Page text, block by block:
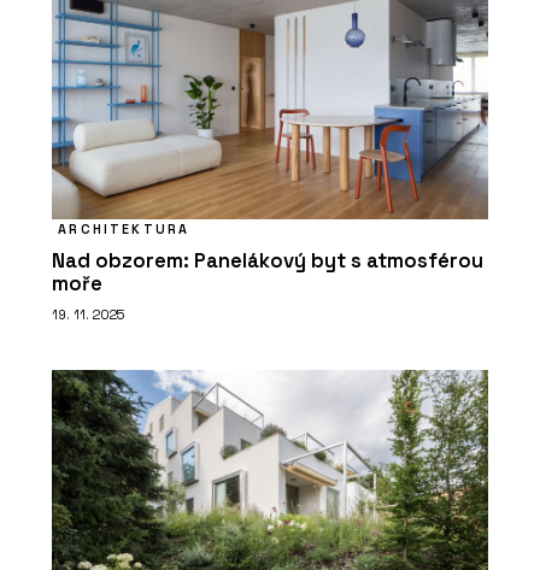
ARCHITEKTURA
Nad obzorem: Panelákový byt s atmosférou
moře
19. 11. 2025